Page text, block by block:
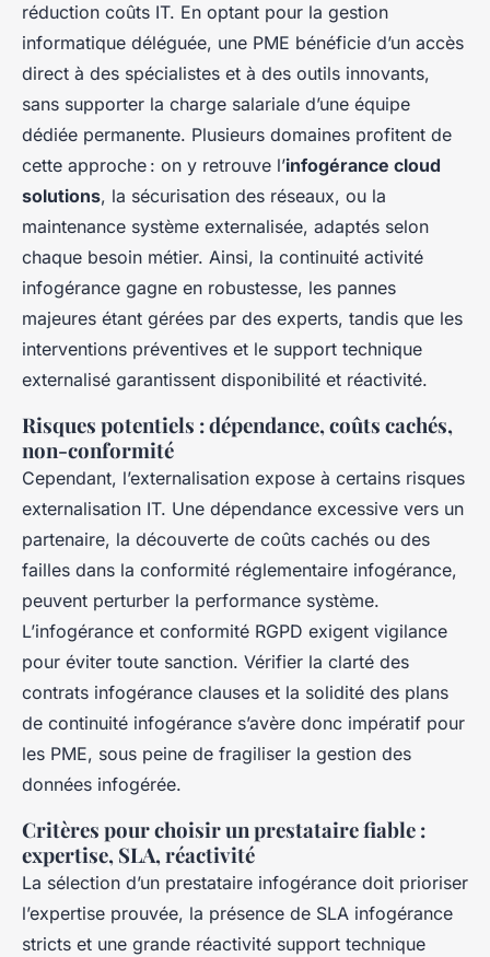
réduction coûts IT. En optant pour la gestion
informatique déléguée, une PME bénéficie d’un accès
direct à des spécialistes et à des outils innovants,
sans supporter la charge salariale d’une équipe
dédiée permanente. Plusieurs domaines profitent de
cette approche : on y retrouve l’infogérance cloud
solutions, la sécurisation des réseaux, ou la
maintenance système externalisée, adaptés selon
chaque besoin métier. Ainsi, la continuité activité
infogérance gagne en robustesse, les pannes
majeures étant gérées par des experts, tandis que les
interventions préventives et le support technique
externalisé garantissent disponibilité et réactivité.
Risques potentiels : dépendance, coûts cachés,
non-conformité
Cependant, l’externalisation expose à certains risques
externalisation IT. Une dépendance excessive vers un
partenaire, la découverte de coûts cachés ou des
failles dans la conformité réglementaire infogérance,
peuvent perturber la performance système.
L’infogérance et conformité RGPD exigent vigilance
pour éviter toute sanction. Vérifier la clarté des
contrats infogérance clauses et la solidité des plans
de continuité infogérance s’avère donc impératif pour
les PME, sous peine de fragiliser la gestion des
données infogérée.
Critères pour choisir un prestataire fiable :
expertise, SLA, réactivité
La sélection d’un prestataire infogérance doit prioriser
l’expertise prouvée, la présence de SLA infogérance
stricts et une grande réactivité support technique